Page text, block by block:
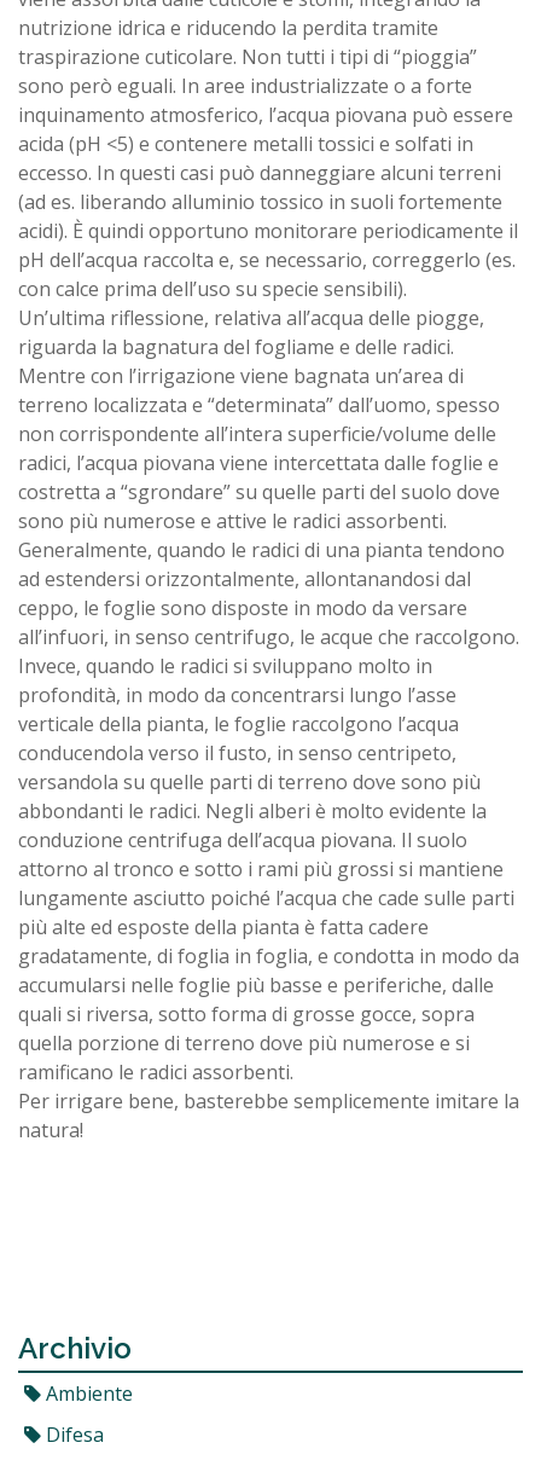
nutrizione idrica e riducendo la perdita tramite
traspirazione cuticolare. Non tutti i tipi di “pioggia”
sono però eguali. In aree industrializzate o a forte
inquinamento atmosferico, l’acqua piovana può essere
acida (pH <5) e contenere metalli tossici e solfati in
eccesso. In questi casi può danneggiare alcuni terreni
(ad es. liberando alluminio tossico in suoli fortemente
acidi). È quindi opportuno monitorare periodicamente il
pH dell’acqua raccolta e, se necessario, correggerlo (es.
con calce prima dell’uso su specie sensibili).
Un’ultima riflessione, relativa all’acqua delle piogge,
riguarda la bagnatura del fogliame e delle radici.
Mentre con l’irrigazione viene bagnata un’area di
terreno localizzata e “determinata” dall’uomo, spesso
non corrispondente all’intera superficie/volume delle
radici, l’acqua piovana viene intercettata dalle foglie e
costretta a “sgrondare” su quelle parti del suolo dove
sono più numerose e attive le radici assorbenti.
Generalmente, quando le radici di una pianta tendono
ad estendersi orizzontalmente, allontanandosi dal
ceppo, le foglie sono disposte in modo da versare
all’infuori, in senso centrifugo, le acque che raccolgono.
Invece, quando le radici si sviluppano molto in
profondità, in modo da concentrarsi lungo l’asse
verticale della pianta, le foglie raccolgono l’acqua
conducendola verso il fusto, in senso centripeto,
versandola su quelle parti di terreno dove sono più
abbondanti le radici. Negli alberi è molto evidente la
conduzione centrifuga dell’acqua piovana. Il suolo
attorno al tronco e sotto i rami più grossi si mantiene
lungamente asciutto poiché l’acqua che cade sulle parti
più alte ed esposte della pianta è fatta cadere
gradatamente, di foglia in foglia, e condotta in modo da
accumularsi nelle foglie più basse e periferiche, dalle
quali si riversa, sotto forma di grosse gocce, sopra
quella porzione di terreno dove più numerose e si
ramificano le radici assorbenti.
Per irrigare bene, basterebbe semplicemente imitare la
natura!
Archivio
Ambiente
Difesa